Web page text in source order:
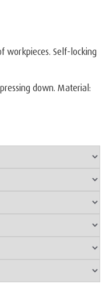
workpieces. Self-locking
down. Material: